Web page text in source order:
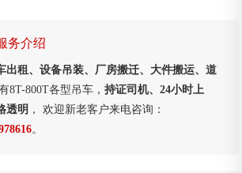
务介绍
出租、设备吊装、厂房搬迁、大件搬运、道
8T-800T各型吊车，持证司机、24小时上
透明 ， 欢迎新老客户来电咨询：
。